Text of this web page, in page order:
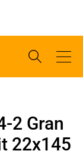
2 Gran
22x145